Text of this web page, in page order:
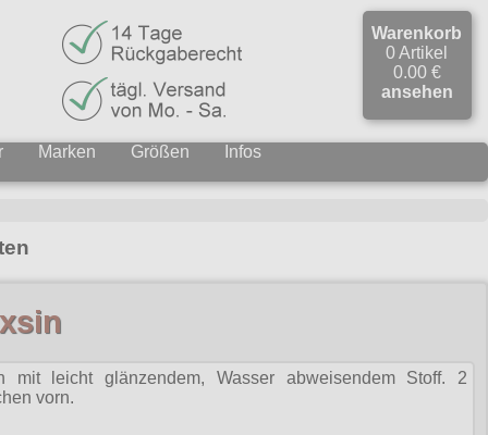
Warenkorb
0 Artikel
0.00 €
ansehen
Marken Größen Infos
mit leicht glänzendem, Wasser abweisendem Stoff. 2
vorn.